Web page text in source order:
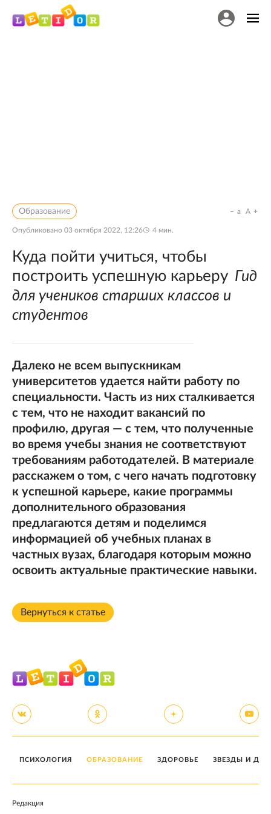
Образование
Опубликовано 03 октября 2022, 12:26 4 мин.
a A
Куда пойти учиться, чтобы
построить успешную карьеру Гид
для учеников старших классов и
студентов
Далеко не всем выпускникам
университетов удается найти работу по
специальности. Часть из них сталкивается
с тем, что не находит вакансий по
профилю, другая — с тем, что полученные
во время учебы знания не соответствуют
требованиям работодателей. В материале
расскажем о том, с чего начать подготовку
к успешной карьере, какие программы
дополнительного образования
предлагаются детям и поделимся
информацией об учебных планах в
частных вузах, благодаря которым можно
освоить актуальные практические навыки.
Вернуться к статье
ПСИХОЛОГИЯ ОБРАЗОВАНИЕ ЗДОРОВЬЕ ЗВЕЗДЫ И
Редакция